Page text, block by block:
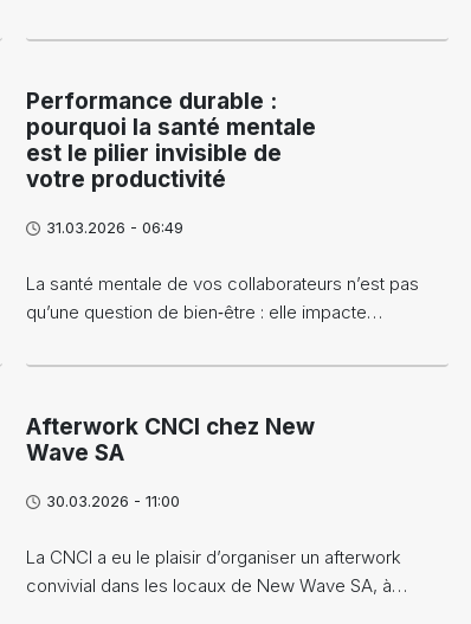
Performance durable :
pourquoi la santé mentale
est le pilier invisible de
votre productivité
31.03.2026 - 06:49
La santé mentale de vos collaborateurs n’est pas
qu’une question de bien‑être : elle impacte…
Afterwork CNCI chez New
Wave SA
30.03.2026 - 11:00
La CNCI a eu le plaisir d’organiser un afterwork
convivial dans les locaux de New Wave SA, à…